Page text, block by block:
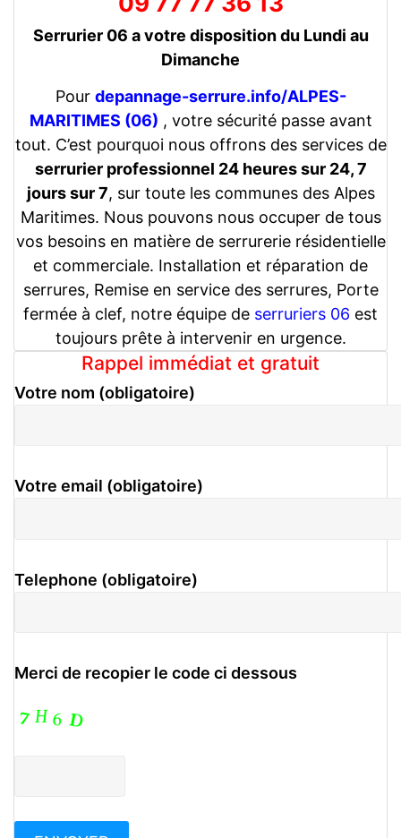
Serrurier 06 a votre disposition du Lundi au
Dimanche
Pour depannage-serrure.info/ALPES-
MARITIMES (06) , votre sécurité passe avant
tout. C’est pourquoi nous offrons des services de
serrurier professionnel 24 heures sur 24, 7
jours sur 7, sur toute les communes des Alpes
Maritimes. Nous pouvons nous occuper de tous
vos besoins en matière de serrurerie résidentielle
et commerciale. Installation et réparation de
serrures, Remise en service des serrures, Porte
fermée à clef, notre équipe de serruriers 06 est
toujours prête à intervenir en urgence.
Rappel immédiat et gratuit
Votre nom (obligatoire)
Votre email (obligatoire)
Telephone (obligatoire)
Merci de recopier le code ci dessous